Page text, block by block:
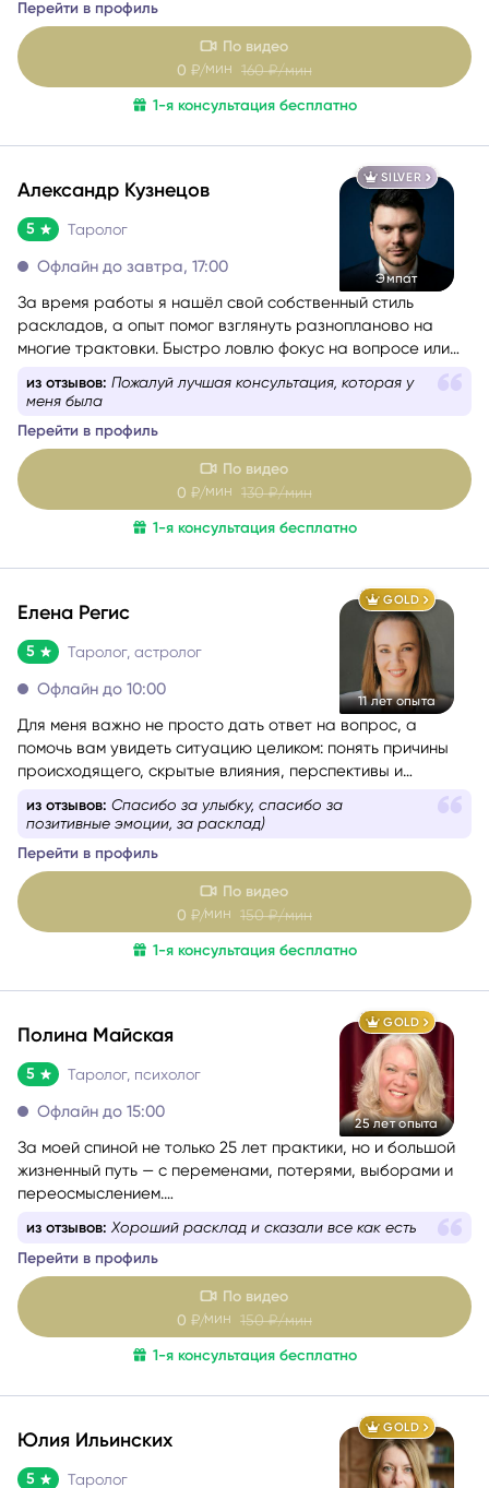
сложные эмоции, помогу увидеть перспективу и найти
решение, которое принесёт облегчение.
Перейти в профиль
По видео
0 ₽/мин160 ₽/мин
SILVER
Эмпат
Александр Кузнецов
5
За время работы я нашёл свой собственный стиль
раскладов, а опыт помог взглянуть разнопланово на
проблеме обращающегося. Люблю уместный юмор и на
консультациях создаю максимально дружелюбную
атмосферу.
Моя цель — сделать так,
ответ, но и ушли с консультации позитивно заряженными
из отзывов:
Перейти в профиль
По видео
0 ₽/мин130 ₽/мин
GOLD
11 лет опыта
5
Для меня важно не просто дать ответ на вопрос, а
помочь вам увидеть ситуацию целиком: понять причины
возможности, которые вы можете не замечать сейчас. Я
не люблю запугивания, категоричные прогнозы и истории
в духе «у вас всё плохо». Моя задача — чтобы после
консультации у вас появилось не ещё больше тревоги, а
ясность, понимание и ощущение, что ситуация решаема.
из отзывов: Спасибо за улыбку, спасибо за
Перейти в профиль
По видео
0 ₽/мин150 ₽/мин
GOLD
25 лет опыта
5
За моей спиной не только 25 лет практики, но и большой
жизненный путь — с переменами, потерями, выборами и
Я хорошо понимаю, как это — когда внутри много
вопросов, а снаружи нет ясности.
атмосфера, спасибо
Перейти в профиль
По видео
0 ₽/мин150 ₽/мин
GOLD
Юлия Ильинских